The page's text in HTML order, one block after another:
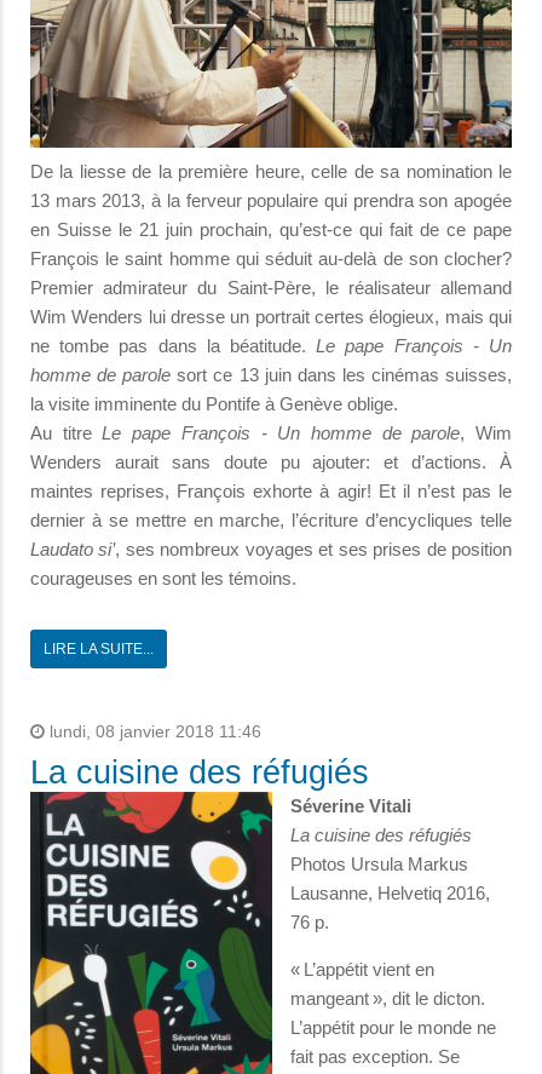
De la liesse de la première heure, celle de sa nomination le
13 mars 2013, à la ferveur populaire qui prendra son apogée
en Suisse le 21 juin prochain, qu’est-ce qui fait de ce pape
François le saint homme qui séduit au-delà de son clocher?
Premier admirateur du Saint-Père, le réalisateur allemand
Wim Wenders lui dresse un portrait certes élogieux, mais qui
ne tombe pas dans la béatitude.Le pape François - Un
homme de parole sort ce 13 juin dans les cinémas suisses,
la visite imminente du Pontife à Genève oblige.
Au titreLe pape François - Un homme de parole, Wim
Wenders aurait sans doute pu ajouter: et d’actions. À
maintes reprises, François exhorte à agir! Et il n’est pas le
dernier à se mettre en marche, l’écriture d’encycliques telle
Laudato si’, ses nombreux voyages et ses prises de position
courageuses en sont les témoins.
LIRE LA SUITE...
lundi, 08 janvier 2018 11:46
La cuisine des réfugiés
Séverine Vitali
La cuisine des réfugiés
Photos Ursula Markus
Lausanne, Helvetiq 2016,
76 p.
« L’appétit vient en
mangeant », dit le dicton.
L’appétit pour le monde ne
fait pas exception. Se